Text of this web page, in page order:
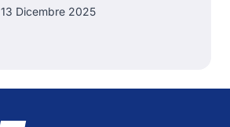
13 Dicembre 2025